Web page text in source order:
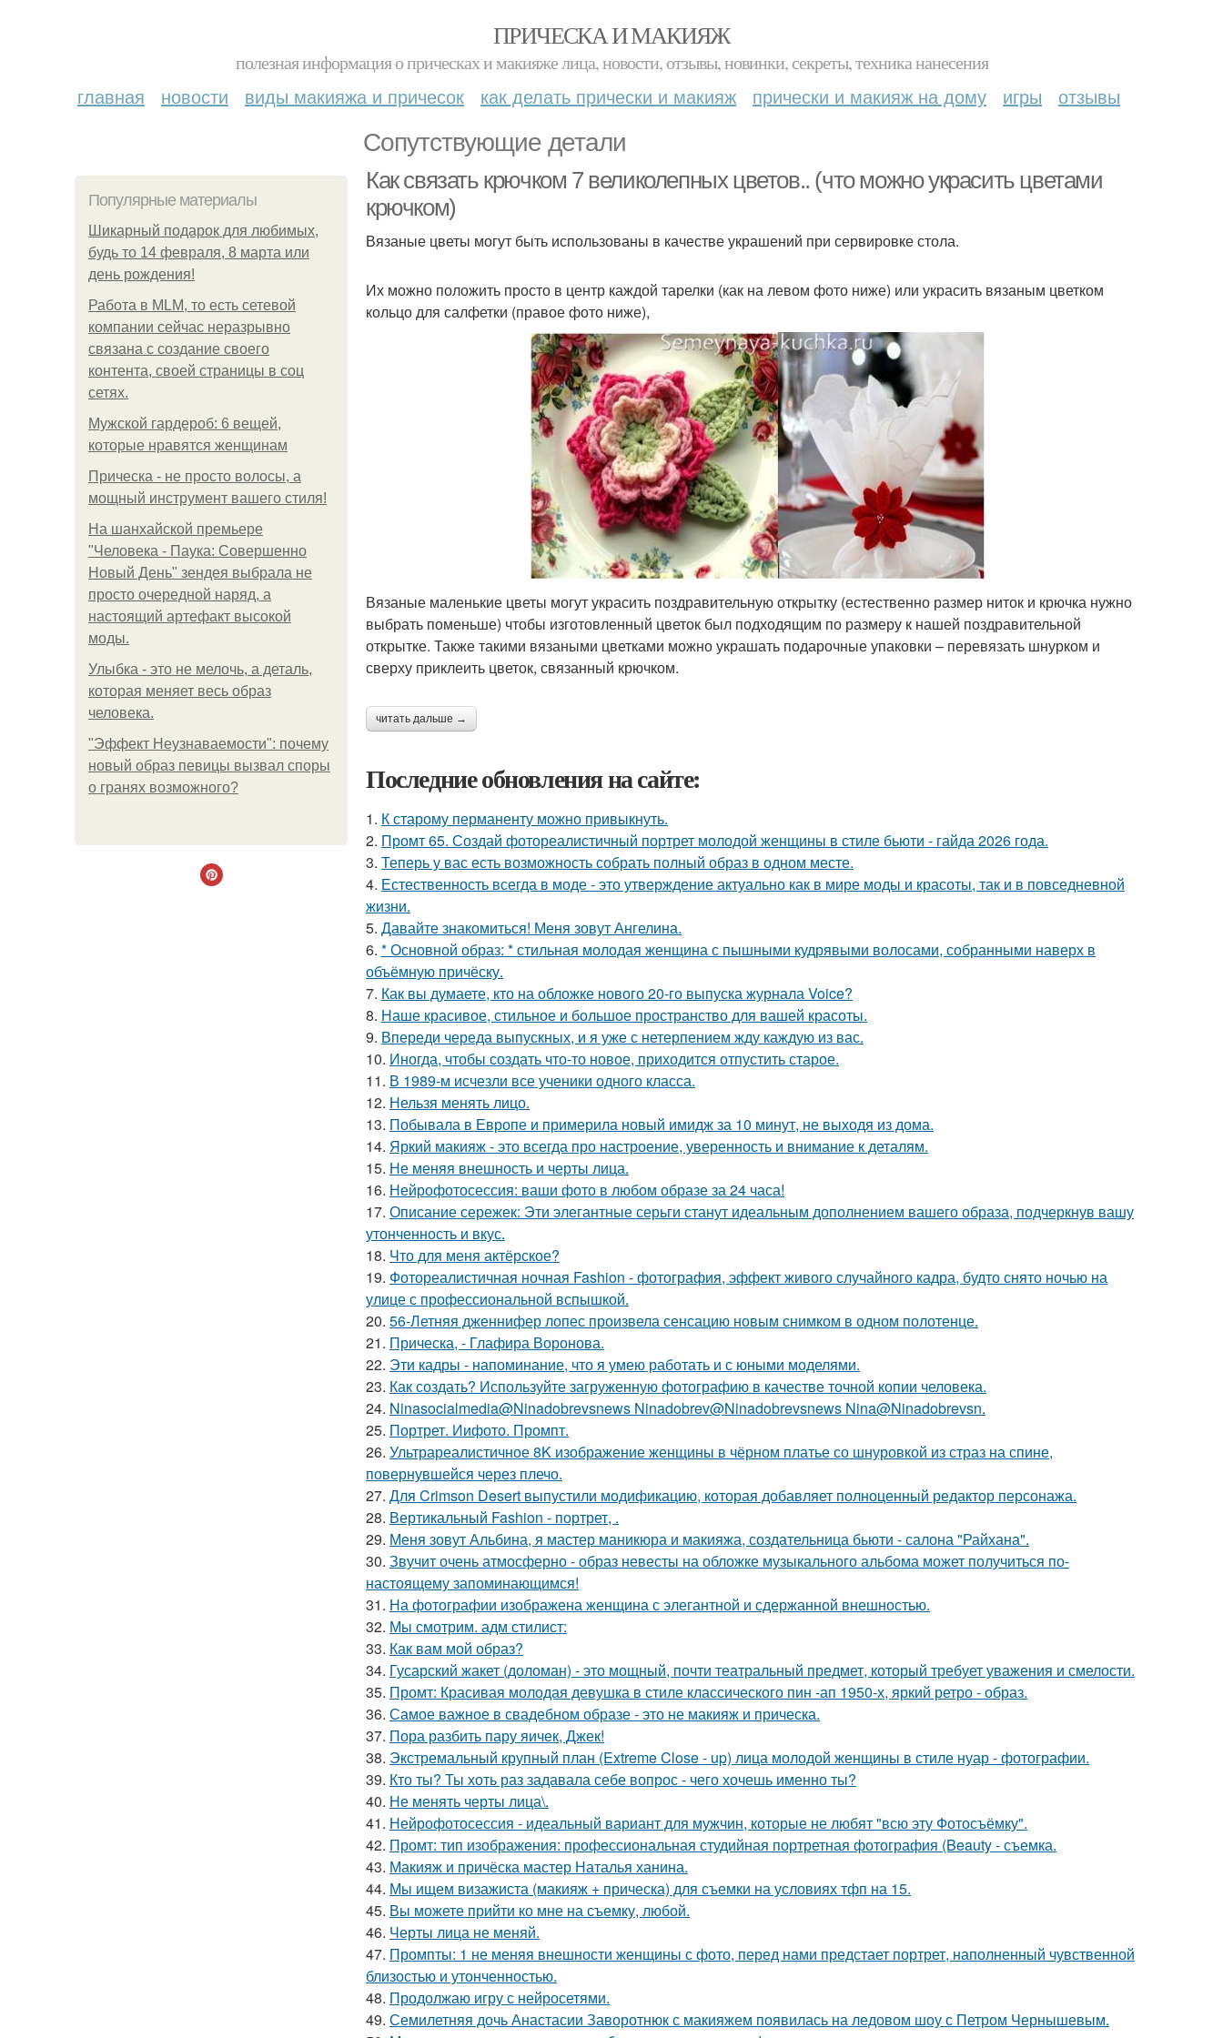
ПРИЧЕСКА И МАКИЯЖ
полезная информация о прическах и макияже лица, новости, отзывы, новинки, секреты, техника нанесения
главная новости виды макияжа и причесок как делать прически и макияж прически и макияж на дому игры отзывы
Сопутствующие детали
Популярные материалы
Шикарный подарок для любимых,
будь то 14 февраля, 8 марта или
день рождения!
Работа в MLM, то есть сетевой
компании сейчас неразрывно
связана с создание своего
контента, своей страницы в соц
сетях.
Мужской гардероб: 6 вещей,
которые нравятся женщинам
Прическа - не просто волосы, а
мощный инструмент вашего стиля!
На шанхайской премьере
"Человека - Паука: Совершенно
Новый День" зендея выбрала не
просто очередной наряд, а
настоящий артефакт высокой
моды.
Улыбка - это не мелочь, а деталь,
которая меняет весь образ
человека.
"Эффект Неузнаваемости": почему
новый образ певицы вызвал споры
о гранях возможного?
Как связать крючком 7 великолепных цветов.. (что можно украсить цветами
крючком)
Вязаные цветы могут быть использованы в качестве украшений при сервировке стола.
Их можно положить просто в центр каждой тарелки (как на левом фото ниже) или украсить вязаным цветком
кольцо для салфетки (правое фото ниже),
Вязаные маленькие цветы могут украсить поздравительную открытку (естественно размер ниток и крючка нужно
выбрать поменьше) чтобы изготовленный цветок был подходящим по размеру к нашей поздравительной
открытке. Также такими вязаными цветками можно украшать подарочные упаковки – перевязать шнурком и
сверху приклеить цветок, связанный крючком.
читать дальше →
Последние обновления на сайте:
1. К старому перманенту можно привыкнуть.
2. Промт 65. Создай фотореалистичный портрет молодой женщины в стиле бьюти - гайда 2026 года.
3. Теперь у вас есть возможность собрать полный образ в одном месте.
4. Естественность всегда в моде - это утверждение актуально как в мире моды и красоты, так и в повседневной
жизни.
5. Давайте знакомиться! Меня зовут Ангелина.
6. * Основной образ: * стильная молодая женщина с пышными кудрявыми волосами, собранными наверх в
объёмную причёску.
7. Как вы думаете, кто на обложке нового 20-го выпуска журнала Voice?
8. Наше красивое, стильное и большое пространство для вашей красоты.
9. Впереди череда выпускных, и я уже с нетерпением жду каждую из вас.
10. Иногда, чтобы создать что-то новое, приходится отпустить старое.
11. В 1989-м исчезли все ученики одного класса.
12. Нельзя менять лицо.
13. Побывала в Европе и примерила новый имидж за 10 минут, не выходя из дома.
14. Яркий макияж - это всегда про настроение, уверенность и внимание к деталям.
15. Не меняя внешность и черты лица.
16. Нейрофотосессия: ваши фото в любом образе за 24 часа!
17. Описание сережек: Эти элегантные серьги станут идеальным дополнением вашего образа, подчеркнув вашу
утонченность и вкус.
18. Что для меня актёрское?
19. Фотореалистичная ночная Fashion - фотография, эффект живого случайного кадра, будто снято ночью на
улице с профессиональной вспышкой.
20. 56-Летняя дженнифер лопес произвела сенсацию новым снимком в одном полотенце.
21. Прическа, - Глафира Воронова.
22. Эти кадры - напоминание, что я умею работать и с юными моделями.
23. Как создать? Используйте загруженную фотографию в качестве точной копии человека.
24. Ninasocialmedia@Ninadobrevsnews Ninadobrev@Ninadobrevsnews Nina@Ninadobrevsn.
25. Портрет. Иифото. Промпт.
26. Ультрареалистичное 8K изображение женщины в чёрном платье со шнуровкой из страз на спине,
повернувшейся через плечо.
27. Для Crimson Desert выпустили модификацию, которая добавляет полноценный редактор персонажа.
28. Вертикальный Fashion - портрет, .
29. Меня зовут Альбина, я мастер маникюра и макияжа, создательница бьюти - салона "Райхана".
30. Звучит очень атмосферно - образ невесты на обложке музыкального альбома может получиться по-
настоящему запоминающимся!
31. На фотографии изображена женщина с элегантной и сдержанной внешностью.
32. Мы смотрим. адм стилист:
33. Как вам мой образ?
34. Гусарский жакет (доломан) - это мощный, почти театральный предмет, который требует уважения и смелости.
35. Промт: Красивая молодая девушка в стиле классического пин -ап 1950-х, яркий ретро - образ.
36. Самое важное в свадебном образе - это не макияж и прическа.
37. Пора разбить пару яичек, Джек!
38. Экстремальный крупный план (Extreme Close - up) лица молодой женщины в стиле нуар - фотографии.
39. Кто ты? Ты хоть раз задавала себе вопрос - чего хочешь именно ты?
40. Не менять черты лица\.
41. Нейрофотосессия - идеальный вариант для мужчин, которые не любят "всю эту Фотосъёмку".
42. Промт: тип изображения: профессиональная студийная портретная фотография (Beauty - съемка.
43. Макияж и причёска мастер Наталья ханина.
44. Мы ищем визажиста (макияж + прическа) для съемки на условиях тфп на 15.
45. Вы можете прийти ко мне на съемку, любой.
46. Черты лица не меняй.
47. Промпты: 1 не меняя внешности женщины с фото, перед нами предстает портрет, наполненный чувственной
близостью и утонченностью.
48. Продолжаю игру с нейросетями.
49. Семилетняя дочь Анастасии Заворотнюк с макияжем появилась на ледовом шоу с Петром Чернышевым.